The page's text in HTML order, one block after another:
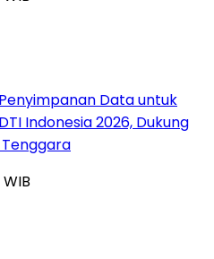
Data untuk
Indonesia 2026, Dukung